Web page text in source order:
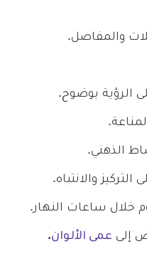
والمفاصل.
الرؤية بوضوح.
الذهني.
والانتباه.
خلال ساعات النهار.
إلى عمى الألوان.